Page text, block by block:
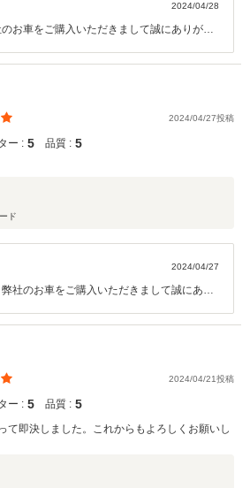
2024/04/28
お車をご購入いただきまして誠にありがと
って頂けたらと思います！今後もメンテナ
トしていきますので、宜しくお願い致しま
2024/04/27投稿
ー : 5 品質 : 5
ード
2024/04/27
社のお車をご購入いただきまして誠にあり
たです！今後も何かありましたらしっかり
、宜しくお願い致します。ありがとうござ
2024/04/21投稿
ー : 5 品質 : 5
て即決しました。これからもよろしくお願いし